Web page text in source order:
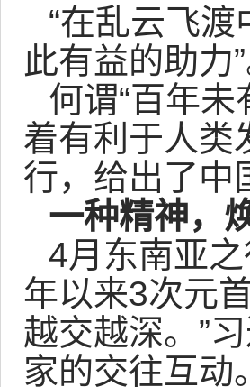
“在乱云飞
此有益的助力”
何谓“百年
着有利于人类
行，给出了中
一种精神，
4月东南亚
年以来3次元
越交越深。”
家的交往互动。